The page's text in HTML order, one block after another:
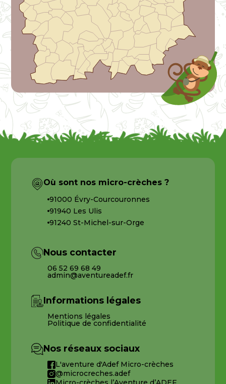
Où sont nos micro-crèches ?
91000 Évry-Courcouronnes
91940 Les Ulis
91240 St-Michel-sur-Orge
Nous contacter
06 52 69 68 49
admin@aventureadef.fr
Informations légales
Mentions légales
Politique de confidentialité
Nos réseaux sociaux
L'aventure d'Adef Micro-crèches
@microcreches.adef